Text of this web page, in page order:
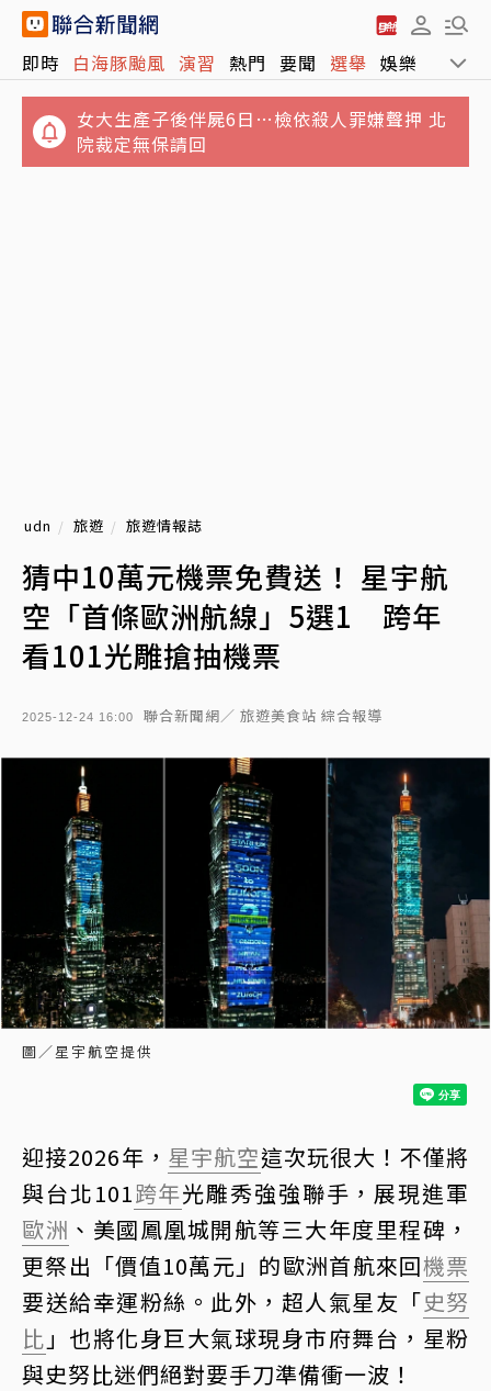
即時 白海豚颱風 演習 熱門 要聞 選舉 娛樂 運動
女大生產子後伴屍6日…檢依殺人罪嫌聲押 北
院裁定無保請回
udn 旅遊 旅遊情報誌
猜中10萬元機票免費送！ 星宇航
空「首條歐洲航線」5選1 跨年
看101光雕搶抽機票
2025-12-24 16:00 聯合新聞網／ 旅遊美食站 綜合報導
圖／星宇航空提供
迎接2026年， 星宇航空這次玩很大！不僅將
與台北101跨年光雕秀強強聯手，展現進軍
歐洲 、美國鳳凰城開航等三大年度里程碑，
更祭出「價值10萬元」的歐洲首航來回機票
要送給幸運粉絲。此外，超人氣星友「史努
比 」也將化身巨大氣球現身市府舞台，星粉
與史努比迷們絕對要手刀準備衝一波！